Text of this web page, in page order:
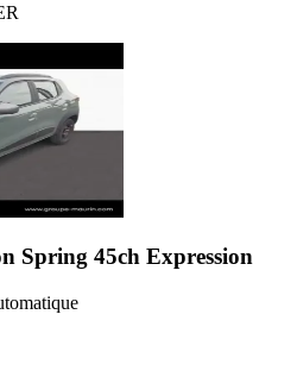
Spring 45ch Expression